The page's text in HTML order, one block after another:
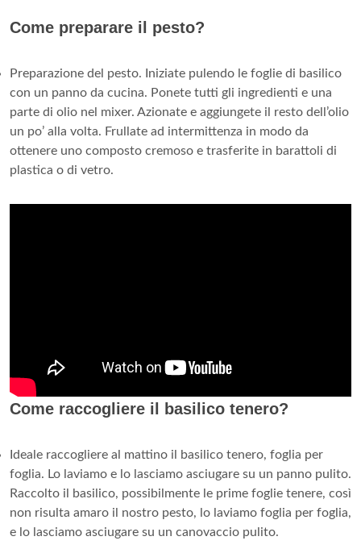
Come preparare il pesto?
Preparazione del pesto. Iniziate pulendo le foglie di basilico
con un panno da cucina. Ponete tutti gli ingredienti e una
parte di olio nel mixer. Azionate e aggiungete il resto dell’olio
un po’ alla volta. Frullate ad intermittenza in modo da
ottenere uno composto cremoso e trasferite in barattoli di
plastica o di vetro.
Come raccogliere il basilico tenero?
Ideale raccogliere al mattino il basilico tenero, foglia per
foglia. Lo laviamo e lo lasciamo asciugare su un panno pulito.
Raccolto il basilico, possibilmente le prime foglie tenere, così
non risulta amaro il nostro pesto, lo laviamo foglia per foglia,
e lo lasciamo asciugare su un canovaccio pulito.